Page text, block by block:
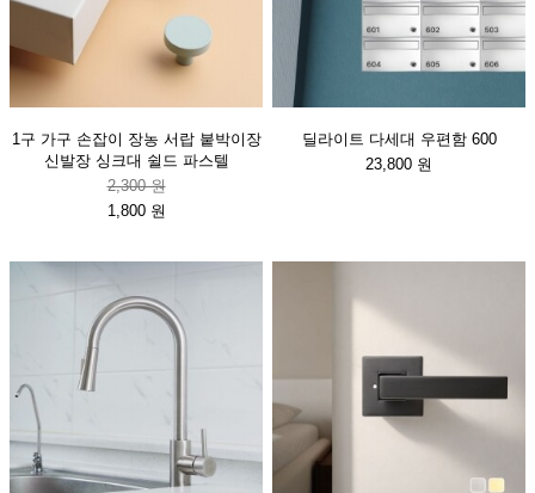
1구 가구 손잡이 장농 서랍 붙박이장
신발장 싱크대 쉴드 파스텔
2,300 원
1,800 원
딜라이트 다세대 우편함 600
23,800 원